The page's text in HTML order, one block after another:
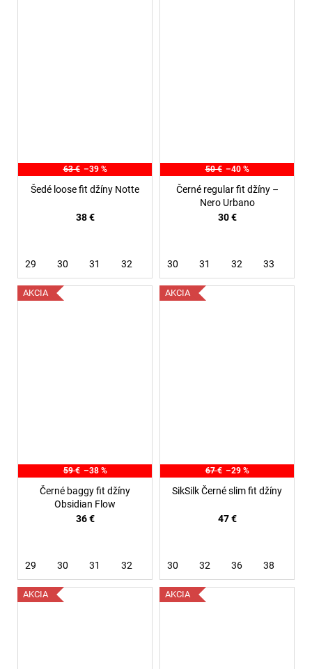
63 € –39 %
Šedé loose fit džíny Notte
38 €
29 30 31 32
50 € –40 %
Černé regular fit džíny –
Nero Urbano
30 €
30 31 32 33
AKCIA
59 € –38 %
Černé baggy fit džíny
Obsidian Flow
36 €
29 30 31 32
AKCIA
67 € –29 %
SikSilk Černé slim fit džíny
47 €
30 32 36 38
AKCIA AKCIA